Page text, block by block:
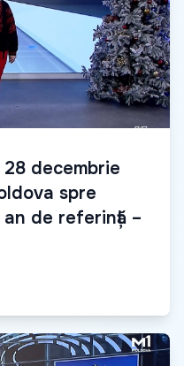
decembrie
spre
de referință –